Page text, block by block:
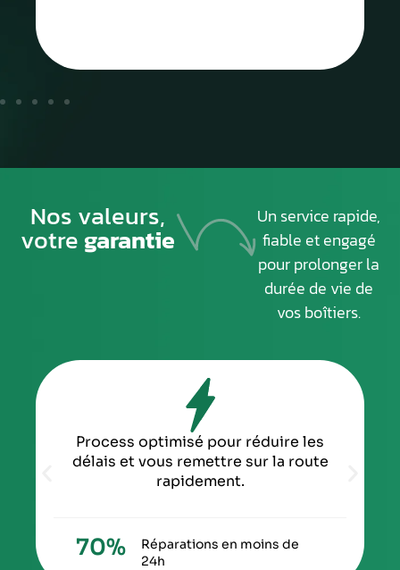
Nos valeurs,
votregarantie
Un service rapide,
fiable et engagé
pour prolonger la
durée de vie de
vos boîtiers.
Process optimisé pour réduire les
délais et vous remettre sur la route
rapidement.
Réparations en moins de
24h
70%